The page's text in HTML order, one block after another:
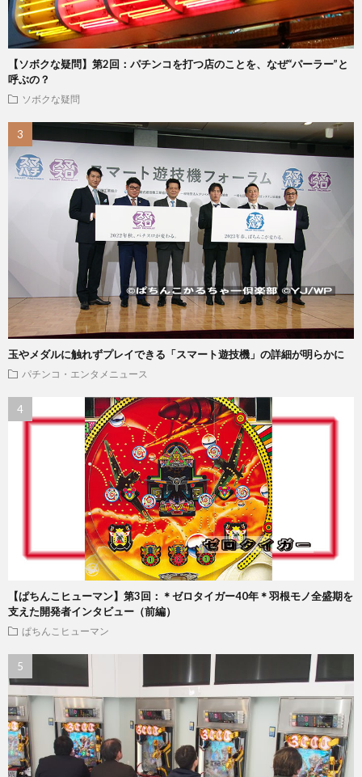
【ソボクな疑問】第2回：パチンコを打つ店のことを、なぜ“パーラー”と
呼ぶの？
ソボクな疑問
玉やメダルに触れずプレイできる「スマート遊技機」の詳細が明らかに
パチンコ・エンタメニュース
【ぱちんこヒューマン】第3回：＊ゼロタイガー40年＊羽根モノ全盛期を
支えた開発者インタビュー（前編）
ぱちんこヒューマン